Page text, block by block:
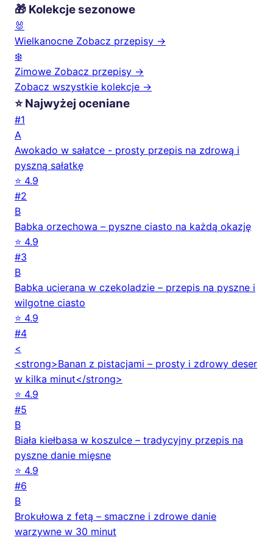
🎁 Kolekcje sezonowe
🐰
Wielkanocne Zobacz przepisy →
❄️
Zimowe Zobacz przepisy →
Zobacz wszystkie kolekcje →
⭐ Najwyżej oceniane
#1
A
Awokado w sałatce - prosty przepis na zdrową i
pyszną sałatkę
⭐ 4.9
#2
B
Babka orzechowa – pyszne ciasto na każdą okazję
⭐ 4.9
#3
B
Babka ucierana w czekoladzie – przepis na pyszne i
wilgotne ciasto
⭐ 4.9
#4
<
<strong>Banan z pistacjami – prosty i zdrowy deser
w kilka minut</strong>
⭐ 4.9
#5
B
Biała kiełbasa w koszulce – tradycyjny przepis na
pyszne danie mięsne
⭐ 4.9
#6
B
Brokułowa z fetą – smaczne i zdrowe danie
warzywne w 30 minut